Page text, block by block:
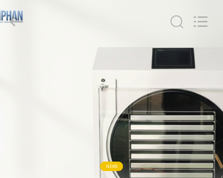
Lanphan
Industry
Co.,Ltd.
NEWS